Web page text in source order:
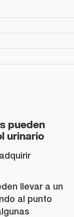
pueden
urinario
llevar a un
al punto